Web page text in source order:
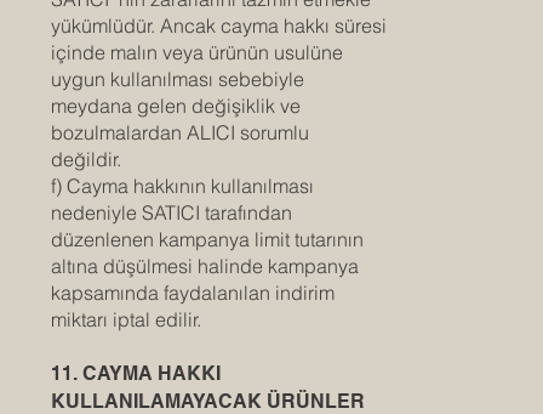
yükümlüdür. Ancak cayma hakkı süresi
içinde malın veya ürünün usulüne
uygun kullanılması sebebiyle
meydana gelen değişiklik ve
bozulmalardan ALICI sorumlu
değildir.
f) Cayma hakkının kullanılması
nedeniyle SATICI tarafından
düzenlenen kampanya limit tutarının
altına düşülmesi halinde kampanya
kapsamında faydalanılan indirim
miktarı iptal edilir.
11. CAYMA HAKKI
KULLANILAMAYACAK ÜRÜNLER